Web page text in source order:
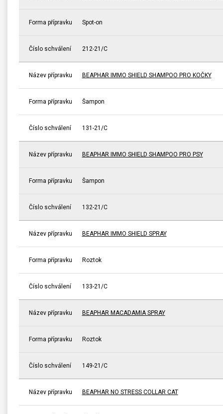
Forma přípravku Spot-on
Číslo schválení 212-21/C
Název přípravku BEAPHAR IMMO SHIELD SHAMPOO PRO KOČKY
Forma přípravku Šampon
Číslo schválení 131-21/C
Název přípravku BEAPHAR IMMO SHIELD SHAMPOO PRO PSY
Forma přípravku Šampon
Číslo schválení 132-21/C
Název přípravku BEAPHAR IMMO SHIELD SPRAY
Forma přípravku Roztok
Číslo schválení 133-21/C
Název přípravku BEAPHAR MACADAMIA SPRAY
Forma přípravku Roztok
Číslo schválení 149-21/C
Název přípravku BEAPHAR NO STRESS COLLAR CAT